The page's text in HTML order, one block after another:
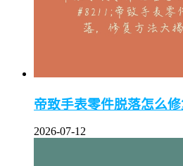
帝致手表零件脱落怎么
2026-07-12